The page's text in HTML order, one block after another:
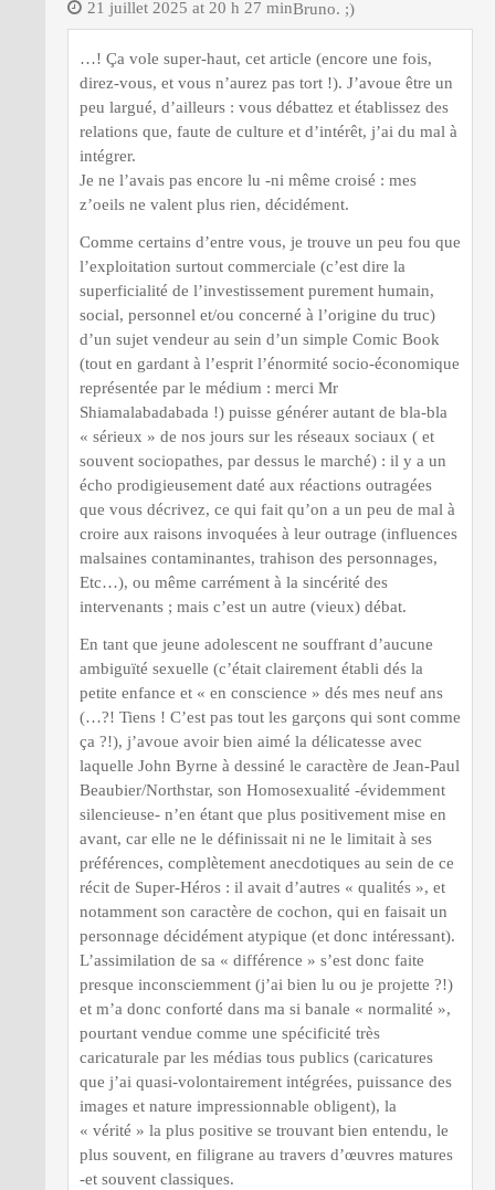
Bruno. ;)
21 juillet 2025 at 20 h 27 min
…! Ça vole super-haut, cet article (encore une fois,
direz-vous, et vous n’aurez pas tort !). J’avoue être un
peu largué, d’ailleurs : vous débattez et établissez des
relations que, faute de culture et d’intérêt, j’ai du mal à
intégrer.
Je ne l’avais pas encore lu -ni même croisé : mes
z’oeils ne valent plus rien, décidément.
Comme certains d’entre vous, je trouve un peu fou que
l’exploitation surtout commerciale (c’est dire la
superficialité de l’investissement purement humain,
social, personnel et/ou concerné à l’origine du truc)
d’un sujet vendeur au sein d’un simple Comic Book
(tout en gardant à l’esprit l’énormité socio-économique
représentée par le médium : merci Mr
Shiamalabadabada !) puisse générer autant de bla-bla
« sérieux » de nos jours sur les réseaux sociaux ( et
souvent sociopathes, par dessus le marché) : il y a un
écho prodigieusement daté aux réactions outragées
que vous décrivez, ce qui fait qu’on a un peu de mal à
croire aux raisons invoquées à leur outrage (influences
malsaines contaminantes, trahison des personnages,
Etc…), ou même carrément à la sincérité des
intervenants ; mais c’est un autre (vieux) débat.
En tant que jeune adolescent ne souffrant d’aucune
ambiguïté sexuelle (c’était clairement établi dés la
petite enfance et « en conscience » dés mes neuf ans
(…?! Tiens ! C’est pas tout les garçons qui sont comme
ça ?!), j’avoue avoir bien aimé la délicatesse avec
laquelle John Byrne à dessiné le caractère de Jean-Paul
Beaubier/Northstar, son Homosexualité -évidemment
silencieuse- n’en étant que plus positivement mise en
avant, car elle ne le définissait ni ne le limitait à ses
préférences, complètement anecdotiques au sein de ce
récit de Super-Héros : il avait d’autres « qualités », et
notamment son caractère de cochon, qui en faisait un
personnage décidément atypique (et donc intéressant).
L’assimilation de sa « différence » s’est donc faite
presque inconsciemment (j’ai bien lu ou je projette ?!)
et m’a donc conforté dans ma si banale « normalité »,
pourtant vendue comme une spécificité très
caricaturale par les médias tous publics (caricatures
que j’ai quasi-volontairement intégrées, puissance des
images et nature impressionnable obligent), la
« vérité » la plus positive se trouvant bien entendu, le
plus souvent, en filigrane au travers d’œuvres matures
-et souvent classiques.